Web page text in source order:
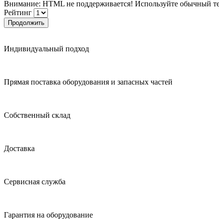
Внимание: HTML не поддерживается! Используйте обычный
Рейтинг
Продолжить
Индивидуальный подход
Прямая поставка оборудования и запасных частей
Собственный склад
Доставка
Сервисная служба
Гарантия на оборудование